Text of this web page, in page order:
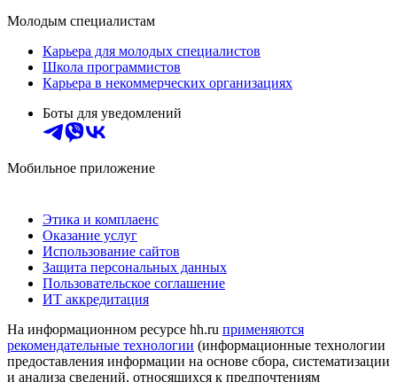
Молодым специалистам
Карьера для молодых специалистов
Школа программистов
Карьера в некоммерческих организациях
Боты для уведомлений
Мобильное приложение
Этика и комплаенс
Оказание услуг
Использование сайтов
Защита персональных данных
Пользовательское соглашение
ИТ аккредитация
На информационном ресурсе hh.ru применяются
рекомендательные технологии (информационные технологии
предоставления информации на основе сбора, систематизации
и анализа сведений, относящихся к предпочтениям